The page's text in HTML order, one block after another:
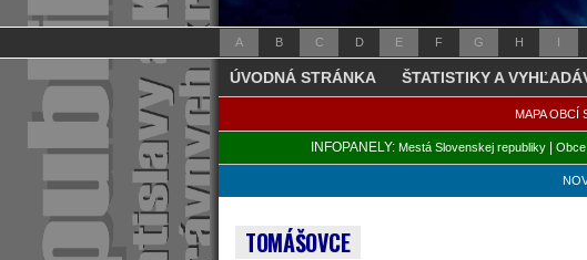
A B C D E F G H I
ÚVODNÁ STRÁNKA ŠTATISTIKY A
MAPA OBCÍ
INFOPANELY: Mestá Slovenskej republiky|
TOMÁŠOVCE